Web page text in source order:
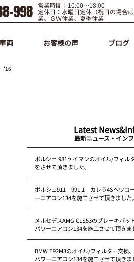
998 営業時間：10:00～18:00
定休日：水曜日定休（祝日の場合
業、ＧＷ休業、夏季休業
両 お客様の声 ブログ
‘16
Latest
最新ニュース・イン
ポルシェ 981ケイマンのオイル/フィル
をさせて頂きました。
ポルシェ911 991.1 カレラ4Sへワコ
ーエアコン134を施工させて頂きました。
メルセデスAMG CLS53のブレーキパッ
パワーエアコン134を施工させて頂きま
BMW E92M3のオイル/フィルター交換
パワーエアコン134を施工させて頂きま